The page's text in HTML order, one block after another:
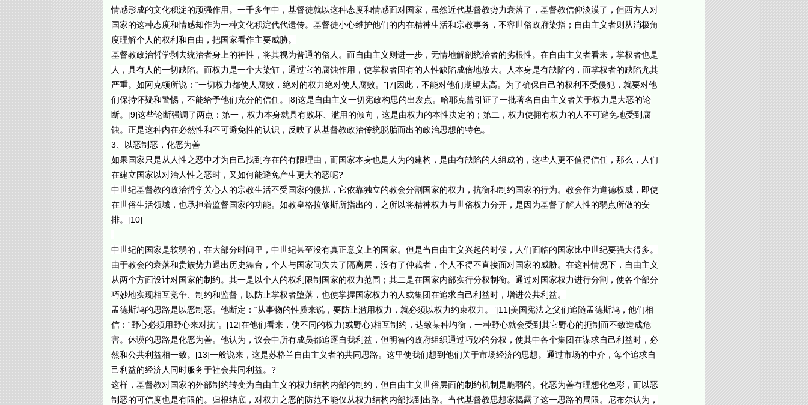
情感形成的文化积淀的顽强作用。一千多年中，基督徒就以这种态度和情感面对国家，虽然近代基督教势力衰落了，基督教信仰淡漠了，但西方人对
国家的这种态度和情感却作为一种文化积淀代代遗传。基督徒小心维护他们的内在精神生活和宗教事务，不容世俗政府染指；自由主义者则从消极角
度理解个人的权利和自由，把国家看作主要威胁。
基督教政治哲学剥去统治者身上的神性，将其视为普通的俗人。而自由主义则进一步，无情地解剖统治者的劣根性。在自由主义者看来，掌权者也是
人，具有人的一切缺陷。而权力是一个大染缸，通过它的腐蚀作用，使掌权者固有的人性缺陷成倍地放大。人本身是有缺陷的，而掌权者的缺陷尤其
严重。如阿克顿所说：“一切权力都使人腐败，绝对的权力绝对使人腐败。”[7]因此，不能对他们期望太高。为了确保自己的权利不受侵犯，就要对他
们保持怀疑和警惕，不能给予他们充分的信任。[8]这是自由主义一切宪政构思的出发点。哈耶克曾引证了一批著名自由主义者关于权力是大恶的论
断。[9]这些论断强调了两点：第一，权力本身就具有败坏、滥用的倾向，这是由权力的本性决定的；第二，权力使拥有权力的人不可避免地受到腐
蚀。正是这种内在必然性和不可避免性的认识，反映了从基督教政治传统脱胎而出的政治思想的特色。
3、以恶制恶，化恶为善
如果国家只是从人性之恶中才为自己找到存在的有限理由，而国家本身也是人为的建构，是由有缺陷的人组成的，这些人更不值得信任，那么，人们
在建立国家以对治人性之恶时，又如何能避免产生更大的恶呢?
中世纪基督教的政治哲学关心人的宗教生活不受国家的侵扰，它依靠独立的教会分割国家的权力，抗衡和制约国家的行为。教会作为道德权威，即使
在世俗生活领域，也承担着监督国家的功能。如教皇格拉修斯所指出的，之所以将精神权力与世俗权力分开，是因为基督了解人性的弱点所做的安
排。[10]
中世纪的国家是软弱的，在大部分时间里，中世纪甚至没有真正意义上的国家。但是当自由主义兴起的时候，人们面临的国家比中世纪要强大得多。
由于教会的衰落和贵族势力退出历史舞台，个人与国家间失去了隔离层，没有了仲裁者，个人不得不直接面对国家的威胁。在这种情况下，自由主义
从两个方面设计对国家的制约。其一是以个人的权利限制国家的权力范围；其二是在国家内部实行分权制衡。通过对国家权力进行分割，使各个部分
巧妙地实现相互竞争、制约和监督，以防止掌权者堕落，也使掌握国家权力的人或集团在追求自己利益时，增进公共利益。
孟德斯鸠的思路是以恶制恶。他断定：“从事物的性质来说，要防止滥用权力，就必须以权力约束权力。”[11]美国宪法之父们追随孟德斯鸠，他们相
信：“野心必须用野心来对抗”。[12]在他们看来，使不同的权力(或野心)相互制约，达致某种均衡，一种野心就会受到其它野心的扼制而不致造成危
害。休谟的思路是化恶为善。他认为，议会中所有成员都追逐自我利益，但明智的政府组织通过巧妙的分权，使其中各个集团在谋求自己利益时，必
然和公共利益相一致。[13]一般说来，这是苏格兰自由主义者的共同思路。这里使我们想到他们关于市场经济的思想。通过市场的中介，每个追求自
己利益的经济人同时服务于社会共同利益。?
这样，基督教对国家的外部制约转变为自由主义的权力结构内部的制约，但自由主义世俗层面的制约机制是脆弱的。化恶为善有理想化色彩，而以恶
制恶的可信度也是有限的。归根结底，对权力之恶的防范不能仅从权力结构内部找到出路。当代基督教思想家揭露了这一思路的局限。尼布尔认为，